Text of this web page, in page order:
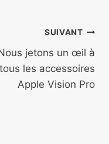
SUIVANT
jetons un œil à
tous les accessoires
Apple Vision Pro